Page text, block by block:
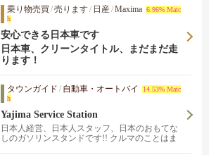
乗り物売買 /売ります/ 日産/Maxima 6.96% Matc
h
安心できる日本車です
日本車、クリーンタイトル、まだまだ走
ります！
タウンガイド / 自動車・オートバイ
14.53% Matc
h
Yajima Service Station
日本人経営、日本人スタッフ、日本のおもてな
しのガソリンスタンドです!! クルマのことはま